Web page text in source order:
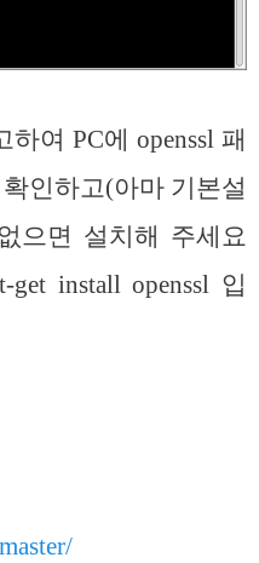
여 PC에 openssl 패
인하고(아마 기본설
으면 설치해 주세요
install openssl 입